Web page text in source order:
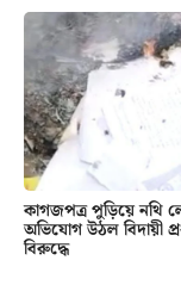
কাগজপত্র পুড়িয়ে নথি
অভিযোগ উঠল বিদায়ী
বিরুদ্ধে